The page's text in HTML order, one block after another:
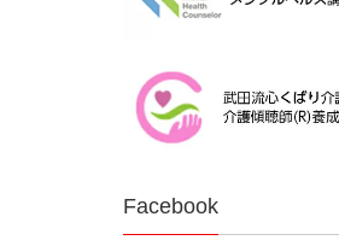
Facebook